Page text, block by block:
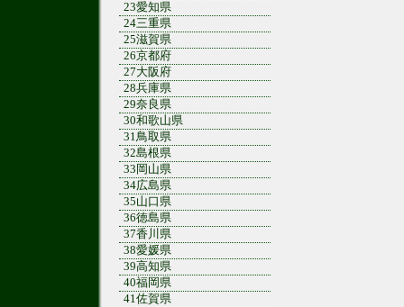
23愛知県
24三重県
25滋賀県
26京都府
27大阪府
28兵庫県
29奈良県
30和歌山県
31鳥取県
32島根県
33岡山県
34広島県
35山口県
36徳島県
37香川県
38愛媛県
39高知県
40福岡県
41佐賀県